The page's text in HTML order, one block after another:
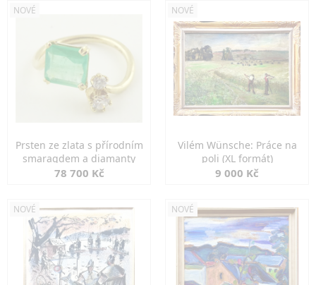
NOVÉ
Prsten ze zlata s přírodním
smaragdem a diamanty
78 700 Kč
NOVÉ
Vilém Wünsche: Práce na
poli (XL formát)
9 000 Kč
NOVÉ NOVÉ